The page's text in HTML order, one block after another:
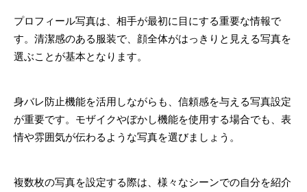
プロフィール写真は、相手が最初に目にする重要な情報で
す。清潔感のある服装で、顔全体がはっきりと見える写真を
選ぶことが基本となります。
身バレ防止機能を活用しながらも、信頼感を与える写真設定
が重要です。モザイクやぼかし機能を使用する場合でも、表
情や雰囲気が伝わるような写真を選びましょう。
複数枚の写真を設定する際は、様々なシーンでの自分を紹介